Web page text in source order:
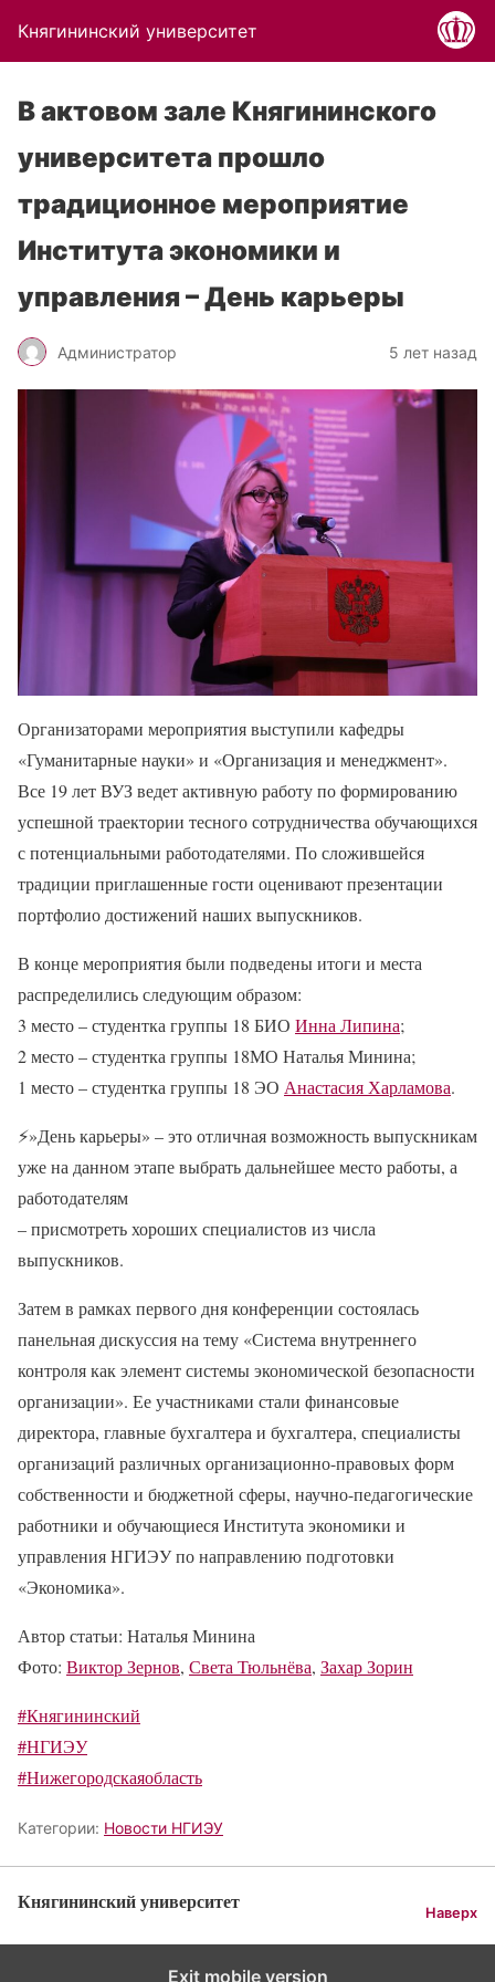
Княгининский университет
В актовом зале Княгининского
университета прошло
традиционное мероприятие
Института экономики и
управления – День карьеры
Администратор 5 лет назад
Организаторами мероприятия выступили кафедры
«Гуманитарные науки» и «Организация и менеджмент».
Все 19 лет ВУЗ ведет активную работу по формированию
успешной траектории тесного сотрудничества обучающихся
с потенциальными работодателями. По сложившейся
традиции приглашенные гости оценивают презентации
портфолио достижений наших выпускников.
В конце мероприятия были подведены итоги и места
распределились следующим образом:
3 место – студентка группы 18 БИО Инна Липина;
2 место – студентка группы 18МО Наталья Минина;
1 место – студентка группы 18 ЭО Анастасия Харламова.
⚡»День карьеры» – это отличная возможность выпускникам
уже на данном этапе выбрать дальнейшее место работы, а
работодателям
– присмотреть хороших специалистов из числа
выпускников.
Затем в рамках первого дня конференции состоялась
панельная дискуссия на тему «Система внутреннего
контроля как элемент системы экономической безопасности
организации». Ее участниками стали финансовые
директора, главные бухгалтера и бухгалтера, специалисты
организаций различных организационно-правовых форм
собственности и бюджетной сферы, научно-педагогические
работники и обучающиеся Института экономики и
управления НГИЭУ по направлению подготовки
«Экономика».
Автор статьи: Наталья Минина
Фото: Виктор Зернов, Света Тюльнёва, Захар Зорин
#Княгининский
#НГИЭУ
#Нижегородскаяобласть
Категории: Новости НГИЭУ
Княгининский университет Наверх
Exit mobile version